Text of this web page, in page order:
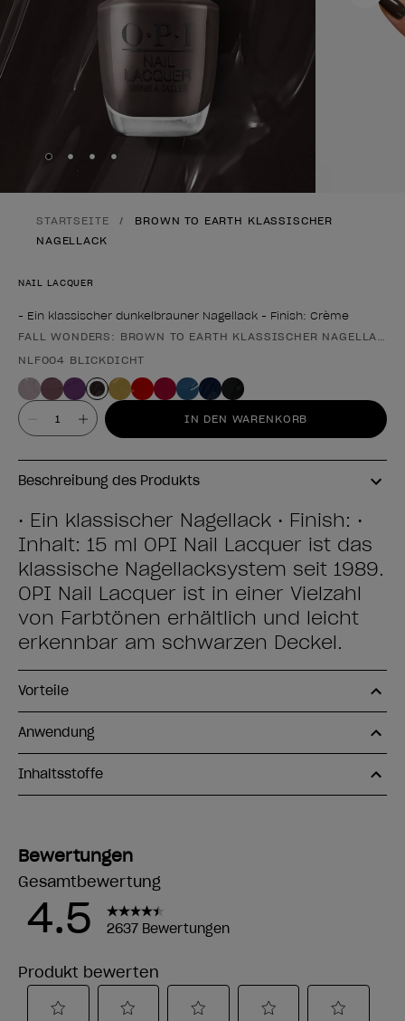
Skip to slide
Skip to slide
Skip to slide
Skip to slide
STARTSEITE
BROWN TO EARTH KLASSISCHER
NAGELLACK
NAIL LACQUER
- Ein klassischer dunkelbrauner Nagellack - Finish: Crème
Form des Produkts
FALL WONDERS: BROWN TO EARTH KLASSISCHER NAGELLACK
NLF004 BLICKDICHT
Wert IN DEN WARENKORB
Beschreibung des Produkts
• Ein klassischer Nagellack • Finish: •
Inhalt: 15 ml OPI Nail Lacquer ist das
klassische Nagellacksystem seit 1989.
OPI Nail Lacquer ist in einer Vielzahl
von Farbtönen erhältlich und leicht
erkennbar am schwarzen Deckel.
Vorteile
Anwendung
Inhaltsstoffe